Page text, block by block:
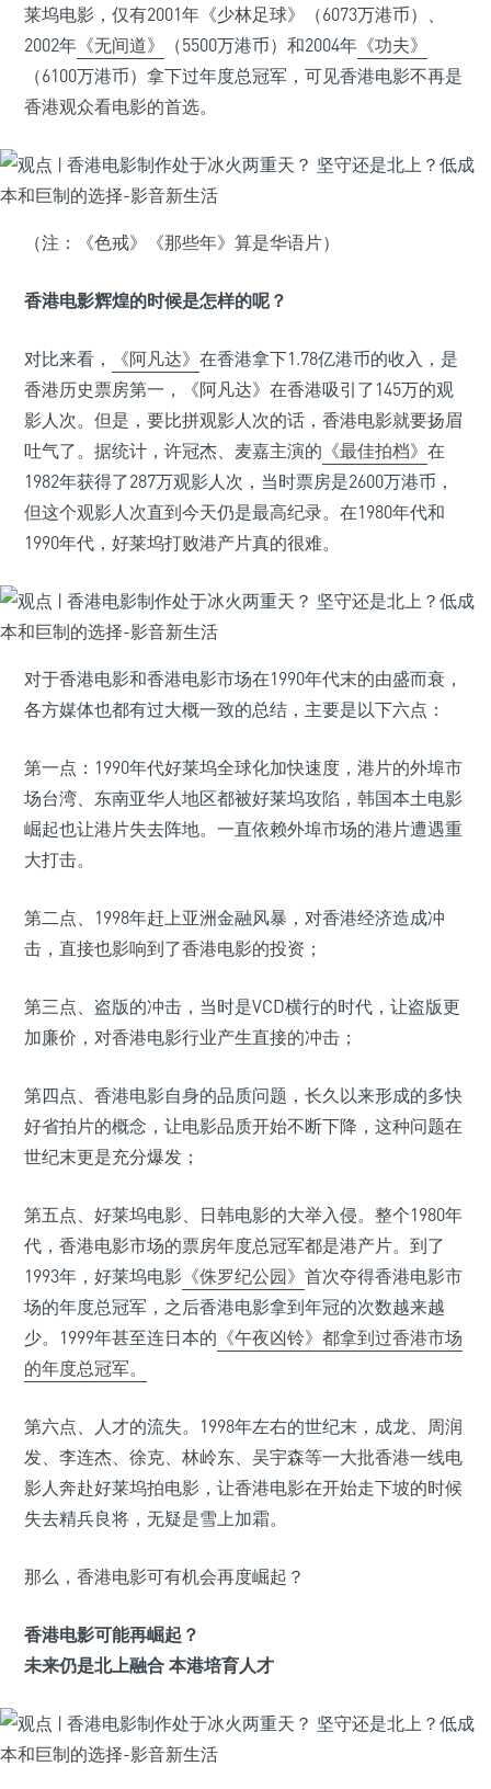
莱坞电影，仅有2001年《少林足球》（6073万港币）、
2002年 《无间道》 （5500万港币）和2004年 《功夫》
（6100万港币）拿下过年度总冠军，可见香港电影不再是
香港观众看电影的首选。
（注：《色戒》《那些年》算是华语片）
香港电影辉煌的时候是怎样的呢？
对比来看， 《阿凡达》 在香港拿下1.78亿港币的收入，是
香港历史票房第一，《阿凡达》在香港吸引了145万的观
影人次。但是，要比拼观影人次的话，香港电影就要扬眉
吐气了。据统计，许冠杰、麦嘉主演的 《最佳拍档》 在
1982年获得了287万观影人次，当时票房是2600万港币，
但这个观影人次直到今天仍是最高纪录。在1980年代和
1990年代，好莱坞打败港产片真的很难。
对于香港电影和香港电影市场在1990年代末的由盛而衰，
各方媒体也都有过大概一致的总结，主要是以下六点：
第一点：1990年代好莱坞全球化加快速度，港片的外埠市
场台湾、东南亚华人地区都被好莱坞攻陷，韩国本土电影
崛起也让港片失去阵地。一直依赖外埠市场的港片遭遇重
大打击。
第二点、1998年赶上亚洲金融风暴，对香港经济造成冲
击，直接也影响到了香港电影的投资；
第三点、盗版的冲击，当时是VCD横行的时代，让盗版更
加廉价，对香港电影行业产生直接的冲击；
第四点、香港电影自身的品质问题，长久以来形成的多快
好省拍片的概念，让电影品质开始不断下降，这种问题在
世纪末更是充分爆发；
第五点、好莱坞电影、日韩电影的大举入侵。整个1980年
代，香港电影市场的票房年度总冠军都是港产片。到了
1993年，好莱坞电影 《侏罗纪公园》 首次夺得香港电影市
场的年度总冠军，之后香港电影拿到年冠的次数越来越
少。1999年甚至连日本的 《午夜凶铃》都拿到过香港市场
的年度总冠军。
第六点、人才的流失。1998年左右的世纪末，成龙、周润
发、李连杰、徐克、林岭东、吴宇森等一大批香港一线电
影人奔赴好莱坞拍电影，让香港电影在开始走下坡的时候
失去精兵良将，无疑是雪上加霜。
那么，香港电影可有机会再度崛起？
香港电影可能再崛起？
未来仍是北上融合 本港培育人才